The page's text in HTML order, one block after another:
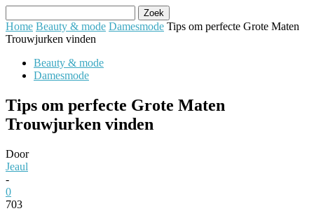
Home Beauty & mode Damesmode Tips om perfecte Grote Maten
Trouwjurken vinden
Beauty & mode
Damesmode
Tips om perfecte Grote Maten
Trouwjurken vinden
Door
Jeaul
-
0
703